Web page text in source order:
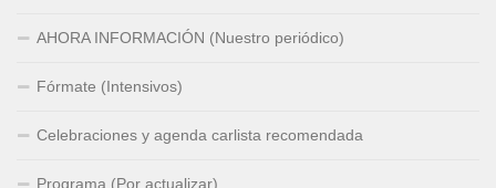
AHORA INFORMACIÓN (Nuestro periódico)
Fórmate (Intensivos)
Celebraciones y agenda carlista recomendada
Programa (Por actualizar)